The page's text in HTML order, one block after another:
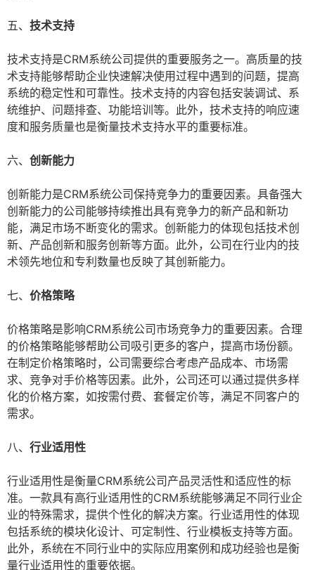
五、 技术支持
技术支持是CRM系统公司提供的重要服务之一。高质量的技
术支持能够帮助企业快速解决使用过程中遇到的问题，提高
系统的稳定性和可靠性。技术支持的内容包括安装调试、系
统维护、问题排查、功能培训等。此外，技术支持的响应速
度和服务质量也是衡量技术支持水平的重要标准。
六、 创新能力
创新能力是CRM系统公司保持竞争力的重要因素。具备强大
创新能力的公司能够持续推出具有竞争力的新产品和新功
能，满足市场不断变化的需求。创新能力的体现包括技术创
新、产品创新和服务创新等方面。此外，公司在行业内的技
术领先地位和专利数量也反映了其创新能力。
七、 价格策略
价格策略是影响CRM系统公司市场竞争力的重要因素。合理
的价格策略能够帮助公司吸引更多的客户，提高市场份额。
在制定价格策略时，公司需要综合考虑产品成本、市场需
求、竞争对手价格等因素。此外，公司还可以通过提供多样
化的价格方案，如按需付费、套餐定价等，满足不同客户的
需求。
八、 行业适用性
行业适用性是衡量CRM系统公司产品灵活性和适应性的标
准。一款具有高行业适用性的CRM系统能够满足不同行业企
业的特殊需求，提供个性化的解决方案。行业适用性的体现
包括系统的模块化设计、可定制性、行业模板支持等方面。
此外，系统在不同行业中的实际应用案例和成功经验也是衡
量行业适用性的重要依据。